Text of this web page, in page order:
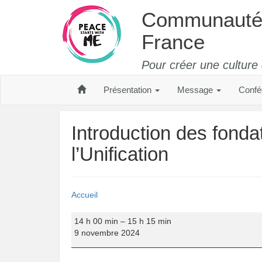
France
Pour créer une
Présentation Message
Introduction des
l’Unification
Accueil
Introduction
des
14 h 00 min – 15 h 15 min
9 novembre 2024